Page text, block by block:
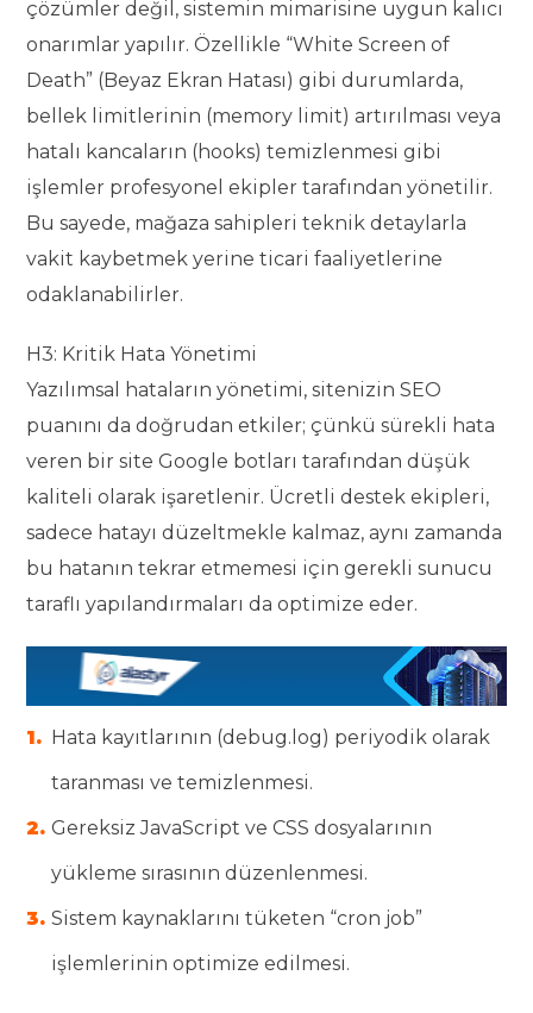
çözümler değil, sistemin mimarisine uygun kalıcı
onarımlar yapılır. Özellikle “White Screen of
Death” (Beyaz Ekran Hatası) gibi durumlarda,
bellek limitlerinin (memory limit) artırılması veya
hatalı kancaların (hooks) temizlenmesi gibi
işlemler profesyonel ekipler tarafından yönetilir.
Bu sayede, mağaza sahipleri teknik detaylarla
vakit kaybetmek yerine ticari faaliyetlerine
odaklanabilirler.
H3: Kritik Hata Yönetimi
Yazılımsal hataların yönetimi, sitenizin SEO
puanını da doğrudan etkiler; çünkü sürekli hata
veren bir site Google botları tarafından düşük
kaliteli olarak işaretlenir. Ücretli destek ekipleri,
sadece hatayı düzeltmekle kalmaz, aynı zamanda
bu hatanın tekrar etmemesi için gerekli sunucu
taraflı yapılandırmaları da optimize eder.
Hata kayıtlarının (debug.log) periyodik olarak
taranması ve temizlenmesi.
Gereksiz JavaScript ve CSS dosyalarının
yükleme sırasının düzenlenmesi.
Sistem kaynaklarını tüketen “cron job”
işlemlerinin optimize edilmesi.